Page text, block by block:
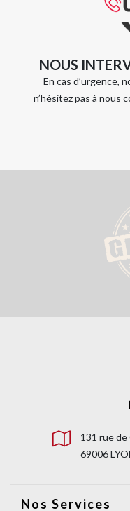
NOUS
En cas d’urgence,
n’hésitez pas à nous
131 rue de
69006
Nos Services